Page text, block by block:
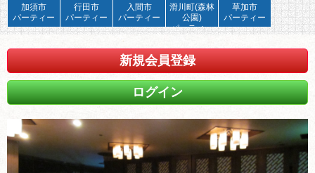
加須市
パーティー
行田市
パーティー
入間市
パーティー
滑川町(森林
公園)
パーティー
草加市
パーティー
新規会員登録
ログイン